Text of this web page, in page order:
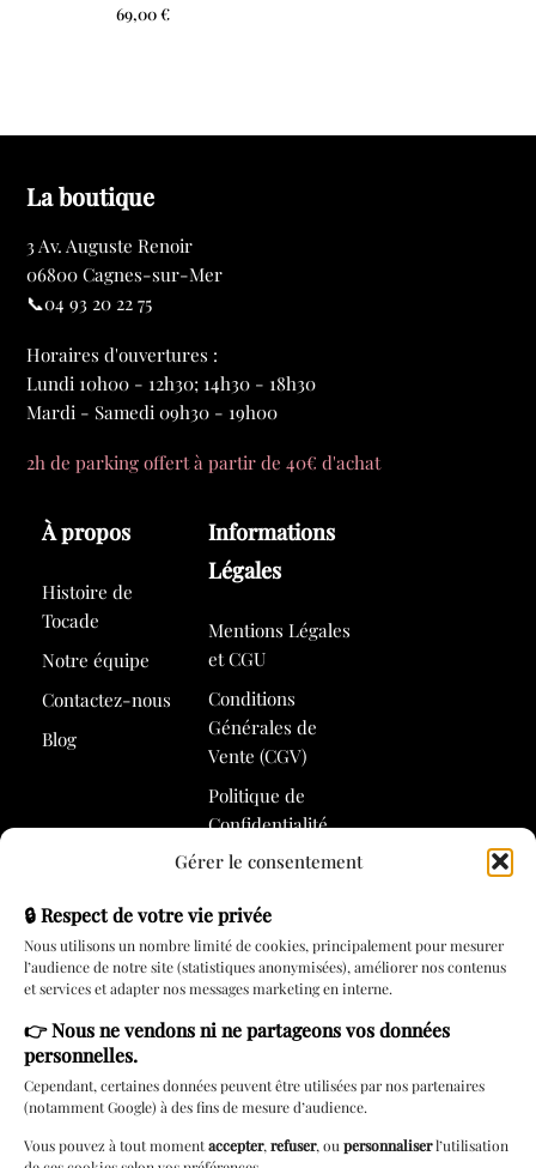
Gérer le consentement
🔒 Respect de votre vie privée
Nous utilisons un nombre limité de cookies, principalement pour mesurer
l’audience de notre site (statistiques anonymisées), améliorer nos contenus
et services et adapter nos messages marketing en interne.
👉Nous ne vendons ni ne partageons vos données
personnelles.
Cependant, certaines données peuvent être utilisées par nos partenaires
(notamment Google) à des fins de mesure d’audience.
Vous pouvez à tout momentaccepter,refuser, oupersonnaliserl’utilisation
69,00€
La boutique
3 Av. Auguste Renoir
06800 Cagnes-sur-Mer
📞04 93 20 22 75
Horaires d'ouvertures :
Lundi 10h00 - 12h30; 14h30 - 18h30
Mardi - Samedi 09h30 - 19h00
2h de parking offert à partir de 40€ d'achat
À propos
Histoire de
Tocade
Notre équipe
Contactez-nous
Blog
Informations
Légales
Mentions Légales
et CGU
Conditions
Générales de
Vente (CGV)
Politique de
Confidentialité
Politique de
Services
Rendez-vous
Carte cadeau
Lingerie à
domicile